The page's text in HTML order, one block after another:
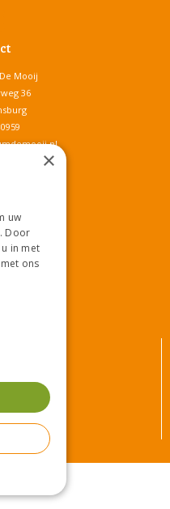
Mooij
36
App!
Overzicht
×
uw
Door
in met
ons